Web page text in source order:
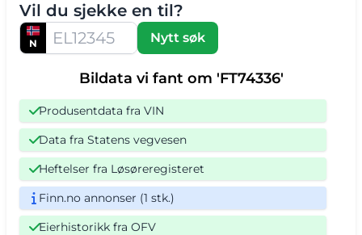
Vil du sjekke en til?
N Nytt søk
Bildata vi fant om 'FT74336'
Produsentdata fra VIN
Data fra Statens vegvesen
Heftelser fra Løsøreregisteret
Finn.no annonser (1 stk.)
Eierhistorikk fra OFV